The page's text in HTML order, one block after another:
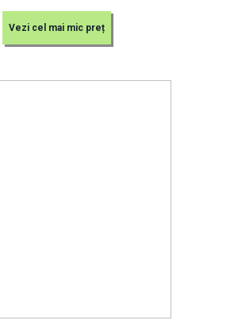
Vezi cel mai mic preț